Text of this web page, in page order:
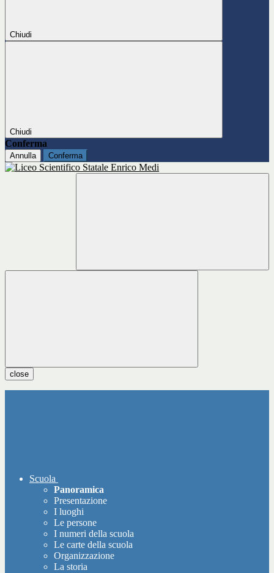
Chiudi
Chiudi
Conferma
Annulla Conferma
close
Scuola
Panoramica
Presentazione
I luoghi
Le persone
I numeri della scuola
Le carte della scuola
Organizzazione
La storia